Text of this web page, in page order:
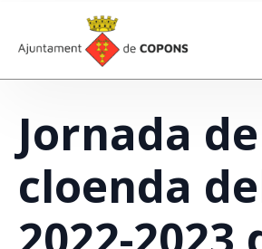
Jornada de
cloenda